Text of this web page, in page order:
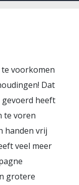
te voorkomen
Dat
gevoerd heeft
te voren
handen vrij
veel meer
grotere